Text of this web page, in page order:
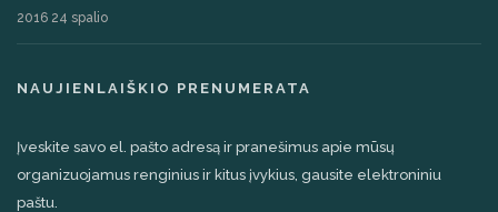
2016 24 spalio
NAUJIENLAIŠKIO PRENUMERATA
Įveskite savo el. pašto adresą ir pranešimus apie mūsų
organizuojamus renginius ir kitus įvykius, gausite elektroniniu
paštu.